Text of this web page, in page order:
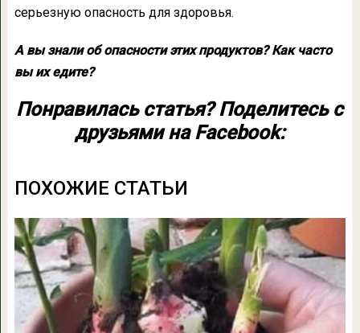
серьезную опасность для здоровья.
А вы знали об опасности этих продуктов? Как часто
вы их едите?
Понравилась статья? Поделитесь с
друзьями на Facebook:
ПОХОЖИЕ СТАТЬИ